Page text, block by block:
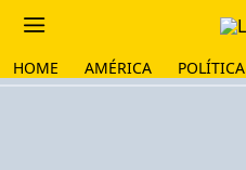
HOME AMÉRICA POLÍTICA